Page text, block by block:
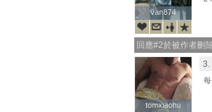
van874
van874
回應#2於被作者刪除
tomxiaohu
tomxiaohu
3.